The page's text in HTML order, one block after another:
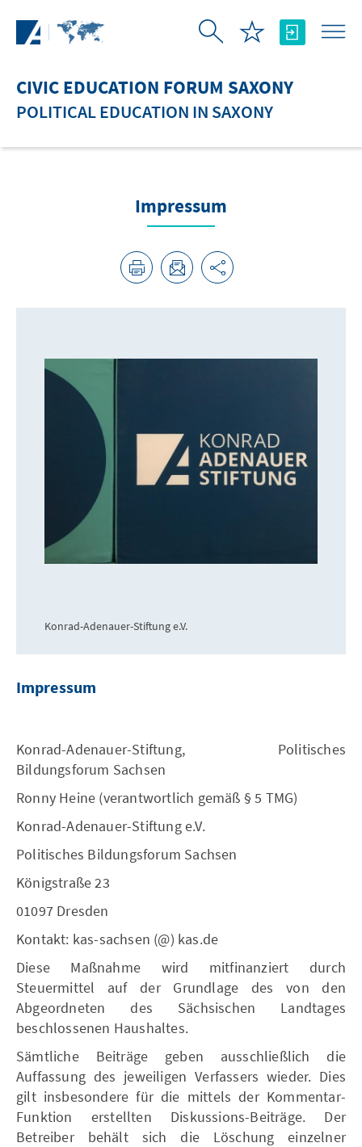
CIVIC EDUCATION FORUM SAXONY
POLITICAL EDUCATION IN SAXONY
Impressum
Konrad-Adenauer-Stiftung e.V.
Impressum
Konrad-Adenauer-Stiftung, Politisches
Bildungsforum Sachsen
Ronny Heine (verantwortlich gemäß § 5 TMG)
Konrad-Adenauer-Stiftung e.V.
Politisches Bildungsforum Sachsen
Königstraße 23
01097 Dresden
Kontakt: kas-sachsen (@) kas.de
Diese Maßnahme wird mitfinanziert durch
Steuermittel auf der Grundlage des von den
Abgeordneten des Sächsischen Landtages
beschlossenen Haushaltes.
Sämtliche Beiträge geben ausschließlich die
Auffassung des jeweiligen Verfassers wieder. Dies
gilt insbesondere für die mittels der Kommentar-
Funktion erstellten Diskussions-Beiträge. Der
Betreiber behält sich die Löschung einzelner